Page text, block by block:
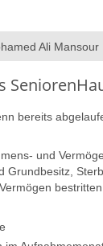
Ali Mansour
bereits
und
Grundbesitz,